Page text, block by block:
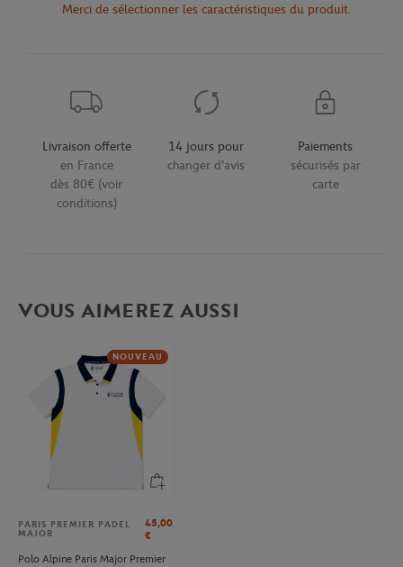
Merci de sélectionner les caractéristiques du produit.
Livraison offerte
en France
dès 80€ (voir
conditions)
14 jours pour
changer d'avis
Paiements
sécurisés par
carte
VOUS AIMEREZ AUSSI
NOUVEAU
PARIS PREMIER PADEL
MAJOR
45,00
€
Polo Alpine Paris Major Premier